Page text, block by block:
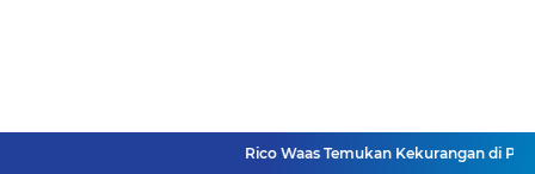
Rico Waas Temukan Kekurangan di Proyek RTLH,